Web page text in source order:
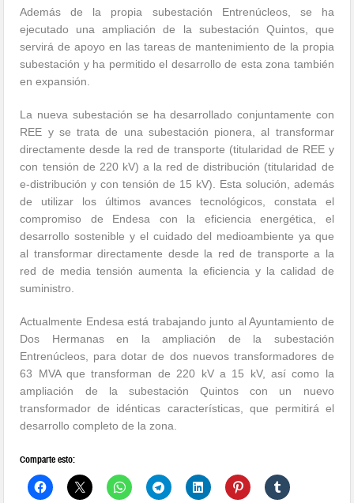
Además de la propia subestación Entrenúcleos, se ha
ejecutado una ampliación de la subestación Quintos, que
servirá de apoyo en las tareas de mantenimiento de la propia
subestación y ha permitido el desarrollo de esta zona también
en expansión.
La nueva subestación se ha desarrollado conjuntamente con
REE y se trata de una subestación pionera, al transformar
directamente desde la red de transporte (titularidad de REE y
con tensión de 220 kV) a la red de distribución (titularidad de
e-distribución y con tensión de 15 kV). Esta solución, además
de utilizar los últimos avances tecnológicos, constata el
compromiso de Endesa con la eficiencia energética, el
desarrollo sostenible y el cuidado del medioambiente ya que
al transformar directamente desde la red de transporte a la
red de media tensión aumenta la eficiencia y la calidad de
suministro.
Actualmente Endesa está trabajando junto al Ayuntamiento de
Dos Hermanas en la ampliación de la subestación
Entrenúcleos, para dotar de dos nuevos transformadores de
63 MVA que transforman de 220 kV a 15 kV, así como la
ampliación de la subestación Quintos con un nuevo
transformador de idénticas características, que permitirá el
desarrollo completo de la zona.
Comparte esto: